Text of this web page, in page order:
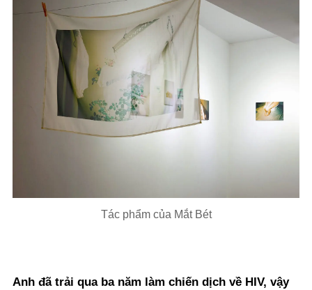
Tác phẩm của Mắt Bét
Anh đã trải qua ba năm làm chiến dịch về HIV, vậy